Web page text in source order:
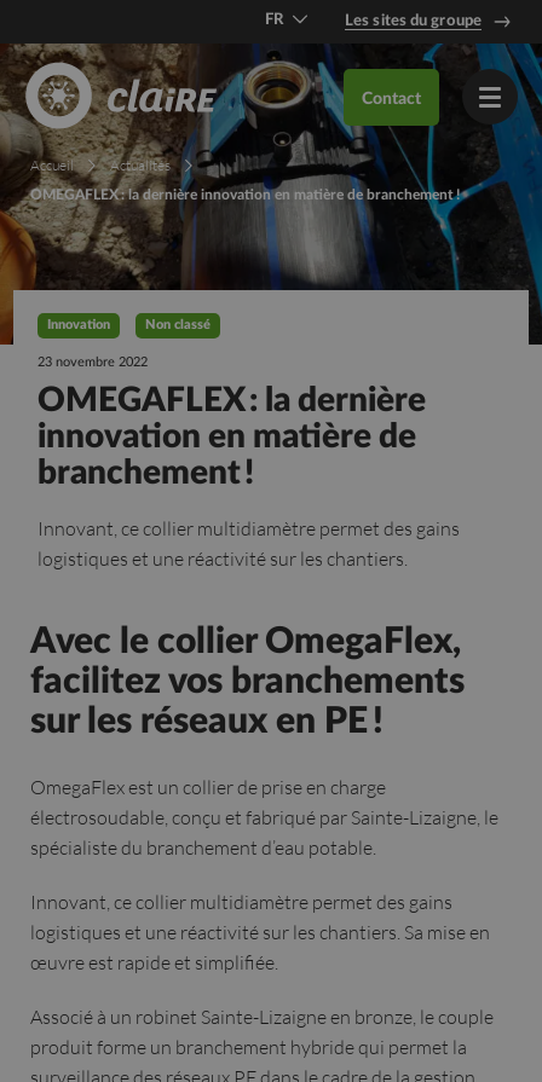
DE
EN
FR Les sites du groupe
Contact
Accueil Actualités
OMEGAFLEX : la dernière innovation en matière de branchement !
Innovation Non classé
23 novembre 2022
OMEGAFLEX : la dernière
innovation en matière de
branchement !
Innovant, ce collier multidiamètre permet des gains
logistiques et une réactivité sur les chantiers.
Avec le collier OmegaFlex,
facilitez vos branchements
sur les réseaux en PE !
OmegaFlex est un collier de prise en charge
électrosoudable, conçu et fabriqué par Sainte-Lizaigne, le
spécialiste du branchement d’eau potable.
Innovant, ce collier multidiamètre permet des gains
logistiques et une réactivité sur les chantiers. Sa mise en
œuvre est rapide et simplifiée.
Associé à un robinet Sainte-Lizaigne en bronze, le couple
produit forme un branchement hybride qui permet la
surveillance des réseaux PE dans le cadre de la gestion